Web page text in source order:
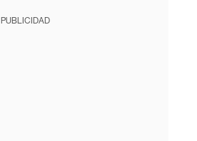
PUBLICIDAD